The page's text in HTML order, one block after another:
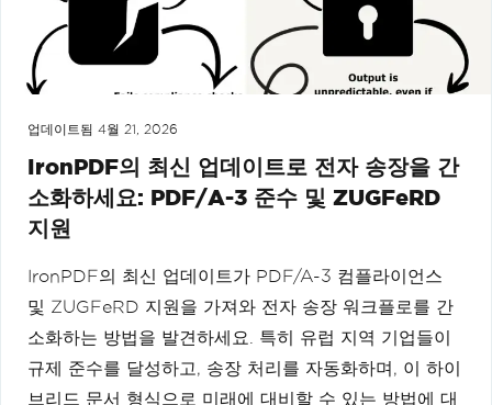
업데이트됨 4월 21, 2026
IronPDF의 최신 업데이트로 전자 송장을 간
소화하세요: PDF/A-3 준수 및 ZUGFeRD
지원
IronPDF의 최신 업데이트가 PDF/A-3 컴플라이언스
및 ZUGFeRD 지원을 가져와 전자 송장 워크플로를 간
소화하는 방법을 발견하세요. 특히 유럽 지역 기업들이
규제 준수를 달성하고, 송장 처리를 자동화하며, 이 하이
브리드 문서 형식으로 미래에 대비할 수 있는 방법에 대